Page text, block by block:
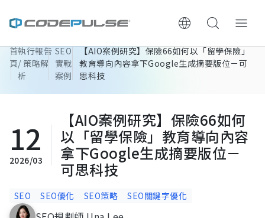
ChooWe AI仿生客服
服務與費用
架設流程
首
頁
執行報告
/ 策略解
析
SEO
實戰
案例
【AIO案例研究】保險66如何以「留學保險」
教育導向內容拿下Google生成摘要版位－可
思科技
12
2026/03
【AIO案例研究】保險66如何
以「留學保險」教育導向內容
拿下Google生成摘要版位－
可思科技
SEO SEO優化 SEO策略 SEO關鍵字優化